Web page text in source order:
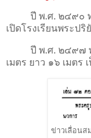
ปี พ.ศ. ๒๔๙๐ ท่า
เปิดโรงเรียนพระป
ปี พ.ศ. ๒๔๙๗ ท่า
เมตร ยาว ๑๖ เมตร
ข่าวเลื่อนส